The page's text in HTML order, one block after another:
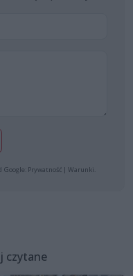
Prywatność | Warunki
czytane